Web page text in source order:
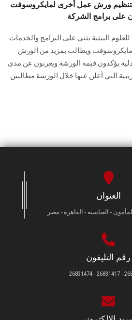
بتنظيم ورش عمل أخرى لمايكروسوفت
على برامج الشركة
البيئية يثني على البرامج والخدمات
ويطالب بمزيد من الورش
يؤكدون قيمة الورشة ويعربون عن مدى
التي أعلن عنها خلال الورشة مطالبين
العنوان
- العباسية - القاهرة - مصر
رقم التليفون
26831231